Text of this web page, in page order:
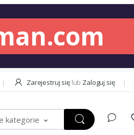
Zarejestruj się lub Zaloguj się
kategorie